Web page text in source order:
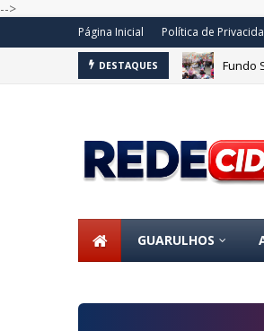
-->
Página Inicial Política de
DESTAQUES GCM
GUARULHOS